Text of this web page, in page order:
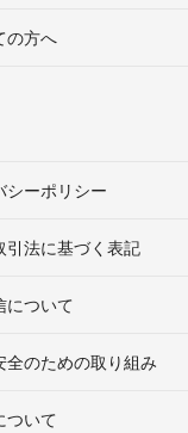
の方へ
シーポリシー
引法に基づく表記
について
全のための取り組み
ついて